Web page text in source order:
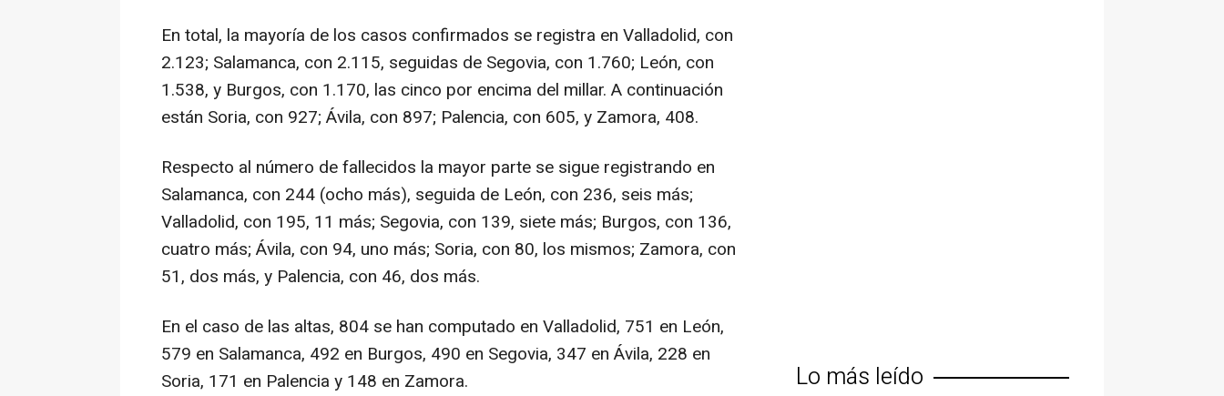
En total, la mayoría de los casos confirmados se registra en Valladolid, con
2.123; Salamanca, con 2.115, seguidas de Segovia, con 1.760; León, con
1.538, y Burgos, con 1.170, las cinco por encima del millar. A continuación
están Soria, con 927; Ávila, con 897; Palencia, con 605, y Zamora, 408.
Respecto al número de fallecidos la mayor parte se sigue registrando en
Salamanca, con 244 (ocho más), seguida de León, con 236, seis más;
Valladolid, con 195, 11 más; Segovia, con 139, siete más; Burgos, con 136,
cuatro más; Ávila, con 94, uno más; Soria, con 80, los mismos; Zamora, con
51, dos más, y Palencia, con 46, dos más.
En el caso de las altas, 804 se han computado en Valladolid, 751 en León,
579 en Salamanca, 492 en Burgos, 490 en Segovia, 347 en Ávila, 228 en
Soria, 171 en Palencia y 148 en Zamora.
Lo más leído